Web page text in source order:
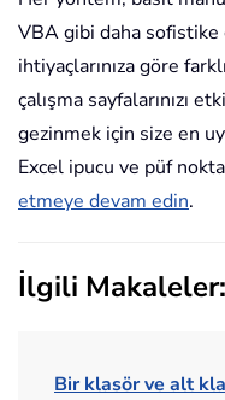
VBA gibi daha sofistike
ihtiyaçlarınıza göre
çalışma sayfalarınızı
gezinmek için size en
Excel ipucu ve püf
etmeye devam edin.
İlgili Makaleler:
Bir klasör ve alt